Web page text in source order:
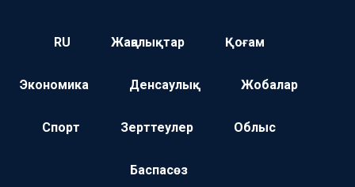
RU Жаңалықтар Қоғам
Экономика Денсаулық Жобалар
Спорт Зерттеулер Облыс
Баспасөз